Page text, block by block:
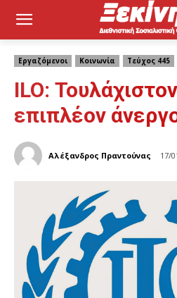
Εργαζόμενοι Κοινωνία Τεύχος 445
ILO:
επιπλέον
Αλέξανδρος Πραντούνας 17/